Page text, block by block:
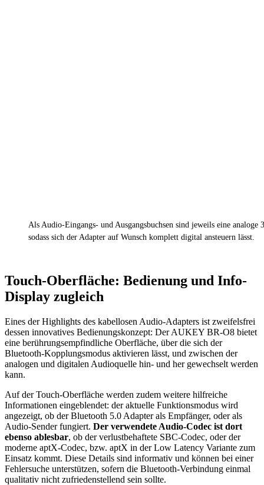
Als Audio-Eingangs- und Ausgangsbuchsen sind jeweils eine
sodass sich der Adapter auf Wunsch komplett digital ansteuern lässt.
Touch-Oberfläche: Bedienung und Info-
Display zugleich
Eines der Highlights des kabellosen Audio-Adapters ist zweifelsfrei
dessen innovatives Bedienungskonzept: Der AUKEY BR-O8 bietet
eine berührungsempfindliche Oberfläche, über die sich der
Bluetooth-Kopplungsmodus aktivieren lässt, und zwischen der
analogen und digitalen Audioquelle hin- und her gewechselt werden
kann.
Auf der Touch-Oberfläche werden zudem weitere hilfreiche
Informationen eingeblendet: der aktuelle Funktionsmodus wird
angezeigt, ob der Bluetooth 5.0 Adapter als Empfänger, oder als
Audio-Sender fungiert. Der verwendete Audio-Codec ist dort
ebenso ablesbar, ob der verlustbehaftete SBC-Codec, oder der
moderne aptX-Codec, bzw. aptX in der Low Latency Variante zum
Einsatz kommt. Diese Details sind informativ und können bei einer
Fehlersuche unterstützen, sofern die Bluetooth-Verbindung einmal
qualitativ nicht zufriedenstellend sein sollte.